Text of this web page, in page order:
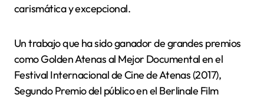
carismática y excepcional.
Un trabajo que ha sido ganador de grandes premios
como Golden Atenas al Mejor Documental en el
Festival Internacional de Cine de Atenas (2017),
Segundo Premio del público en el Berlinale Film